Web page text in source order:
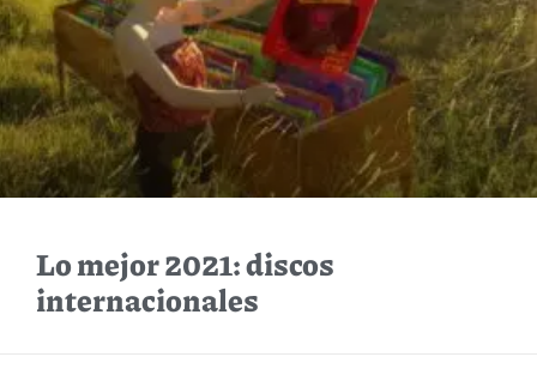
Lo mejor 2021: discos
internacionales